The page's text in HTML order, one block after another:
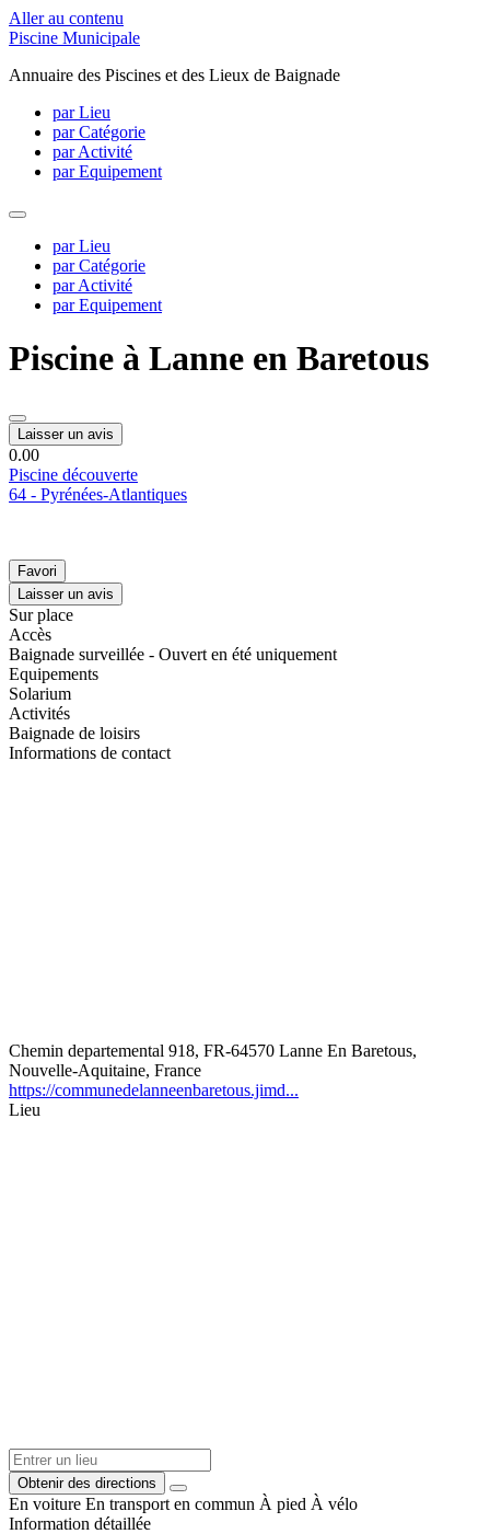
Aller au contenu
Piscine Municipale
Annuaire des Piscines et des Lieux de Baignade
par Lieu
par Catégorie
par Activité
par Equipement
par Lieu
par Catégorie
par Activité
par Equipement
Piscine à Lanne en Baretous
Laisser un avis
0.00
Piscine découverte
64 - Pyrénées-Atlantiques
Favori
Laisser un avis
Sur place
Accès
Baignade surveillée - Ouvert en été uniquement
Equipements
Solarium
Activités
Baignade de loisirs
Informations de contact
Chemin departemental 918, FR-64570 Lanne En Baretous,
Nouvelle-Aquitaine, France
https://communedelanneenbaretous.jimd...
Lieu
Obtenir des directions
En voiture En transport en commun À pied À vélo
Information détaillée